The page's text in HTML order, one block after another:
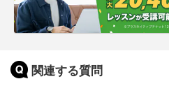
関連する質問